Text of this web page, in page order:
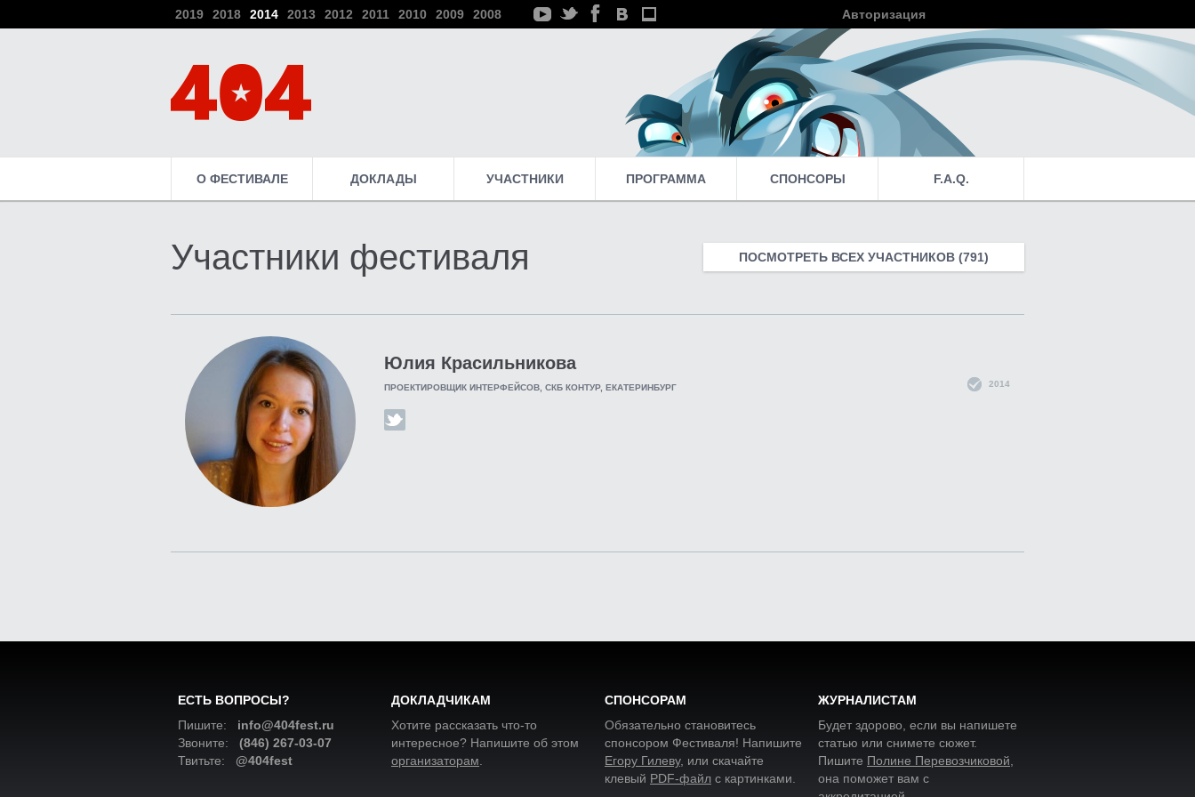
2019 2018 2014 2013 2012 2011 2010 2009 2008
Авторизация
Войти
О ФЕСТИВАЛЕ ДОКЛАДЫ УЧАСТНИКИ ПРОГРАММА СПОНСОРЫ F.A.Q.
Участники фестиваля
Юлия Красильникова
ПРОЕКТИРОВЩИК ИНТЕРФЕЙСОВ, СКБ КОНТУР, ЕКАТЕРИНБУРГ 2014
ПОСМОТРЕТЬ ВСЕХ УЧАСТНИКОВ (791)
ЕСТЬ ВОПРОСЫ?
Пишите: info@404fest.ru
Звоните: (846) 267-03-07
Твитьте: @404fest
ДОКЛАДЧИКАМ
Хотите рассказать что-то
интересное? Напишите об этом
организаторам
СПОНСОРАМ
Обязательно становитесь
спонсором Фестиваля! Напишите
Егору Гилеву, или скачайте
клевый PDF-файл с картинками
ЖУРНАЛИСТАМ
Будет здорово, если вы напишете
статью или снимете сюжет.
Пишите Полине Перевозчиковой
она поможет вам с